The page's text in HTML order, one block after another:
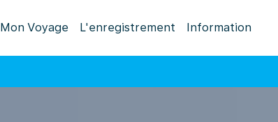
Mon Voyage L'enregistrement Information